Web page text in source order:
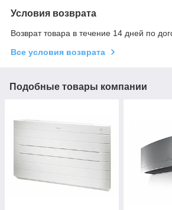
Условия возврата
Возврат товара в течение 14 дней по
Все условия возврата
Подобные товары компании